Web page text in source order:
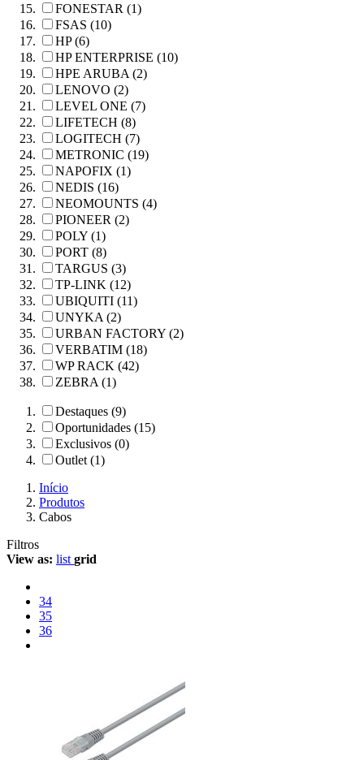
FONESTAR (1)
FSAS (10)
HP (6)
HP ENTERPRISE (10)
HPE ARUBA (2)
LENOVO (2)
LEVEL ONE (7)
LIFETECH (8)
LOGITECH (7)
METRONIC (19)
NAPOFIX (1)
NEDIS (16)
NEOMOUNTS (4)
PIONEER (2)
POLY (1)
PORT (8)
TARGUS (3)
TP-LINK (12)
UBIQUITI (11)
UNYKA (2)
URBAN FACTORY (2)
VERBATIM (18)
WP RACK (42)
ZEBRA (1)
Destaques (9)
Oportunidades (15)
Exclusivos (0)
Outlet (1)
Início
Produtos
Cabos
Filtros
View as: list grid
34
35
36